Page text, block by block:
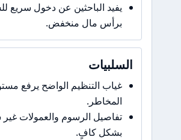
يفيد الباحثين عن دخول سريع
برأس مال منخفض.
السلبيات
غياب التنظيم الواضح يرفع
المخاطر.
تفاصيل الرسوم والعمولات
بشكل كافٍ.